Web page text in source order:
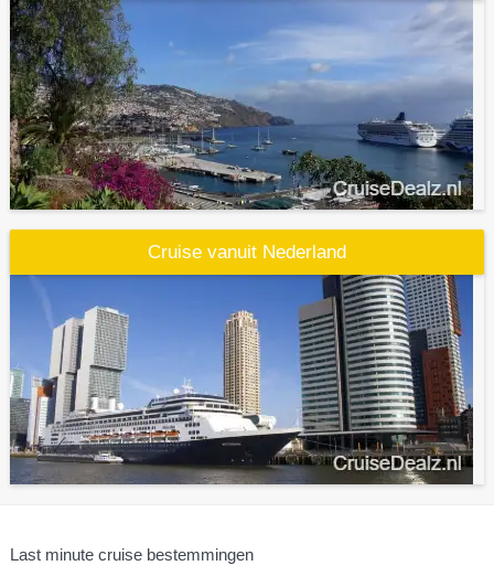
Cruise vanuit Nederland
Last minute cruise bestemmingen